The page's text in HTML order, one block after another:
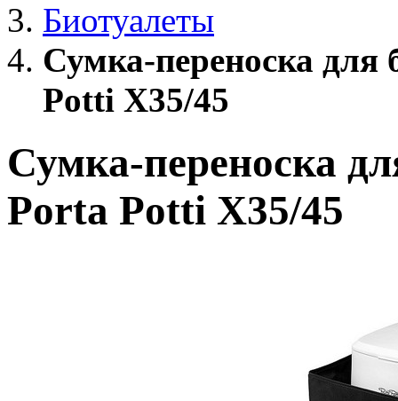
Биотуалеты
Сумка-переноска для
Potti X35/45
Сумка-переноска
Porta Potti X35/45